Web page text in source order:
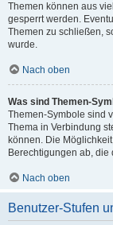
Themen können aus
gesperrt werden.
Themen zu schließen,
wurde.
Nach oben
Was sind Themen-
Themen-Symbole sind
Thema in Verbindung
können. Die
Berechtigungen ab,
Nach oben
Benutzer-Stufen